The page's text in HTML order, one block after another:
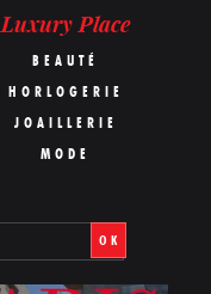
Luxury Place
BEAUTÉ
HORLOGERIE
JOAILLERIE
MODE
OK